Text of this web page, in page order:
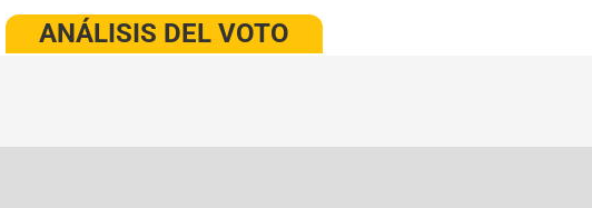
ANÁLISIS DEL VOTO